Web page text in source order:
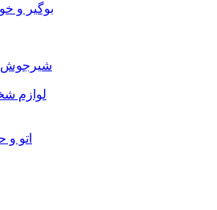
بوگیر و
شیرجوش
لوازم
اتو